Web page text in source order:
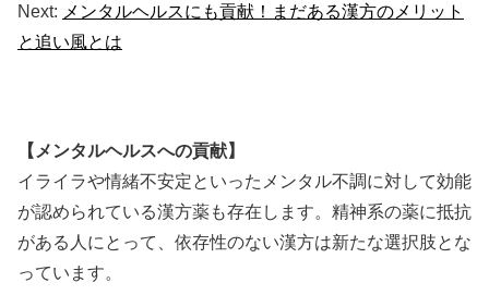
Next: メンタルヘルスにも貢献！まだある漢方のメリット
と追い風とは
【メンタルヘルスへの貢献】
イライラや情緒不安定といったメンタル不調に対して効能
が認められている漢方薬も存在します。精神系の薬に抵抗
がある人にとって、依存性のない漢方は新たな選択肢とな
っています。